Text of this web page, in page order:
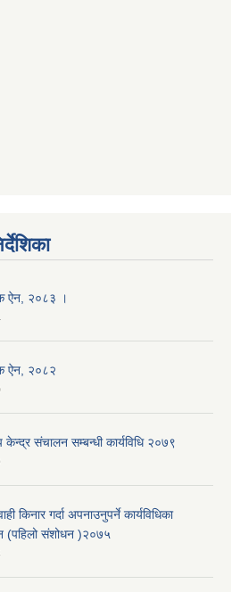
ऐन, २०८३ ।
ऐन, २०८२
केन्द्र संचालन सम्बन्धी कार्यविधि २०७९
किनार गर्दा अपनाउनुपर्ने कार्यविधिका
(पहिलो संशोधन )२०७५